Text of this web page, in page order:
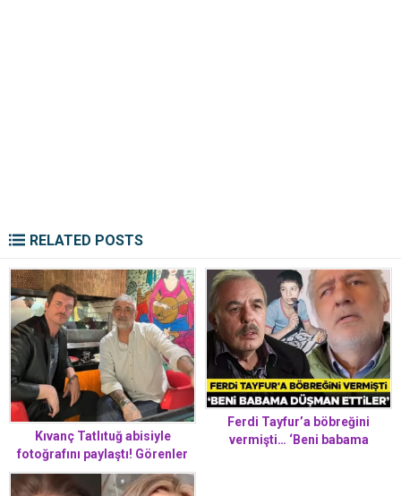
RELATED POSTS
Kıvanç Tatlıtuğ abisiyle
fotoğrafını paylaştı! Görenler
hiç benzememelerine şaşırdı
Ferdi Tayfur’a böbreğini
vermişti… ‘Beni babama